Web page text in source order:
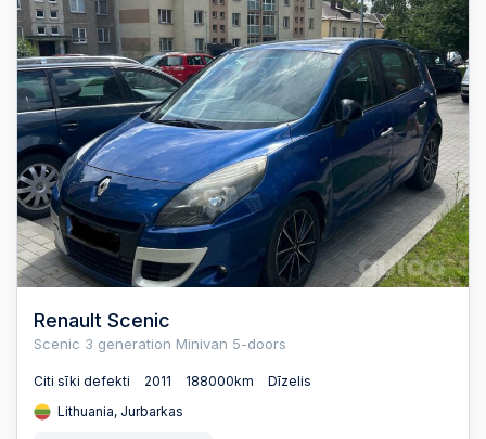
Renault Scenic
Scenic 3 generation Minivan 5-doors
Citi sīki defekti 2011 188000km
Dīzelis
Lithuania, Jurbarkas